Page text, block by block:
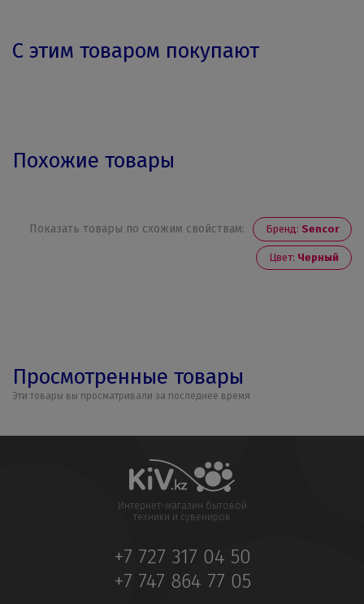
С этим товаром покупают
Похожие товары
Показать товары по схожим свойствам: Бренд: Sencor
Цвет: Черный
Просмотренные товары
Эти товары вы просматривали за последнее время
Интернет-магазин бытовой
техники и сувениров
+7 727 317 04 50
+7 747 864 77 05